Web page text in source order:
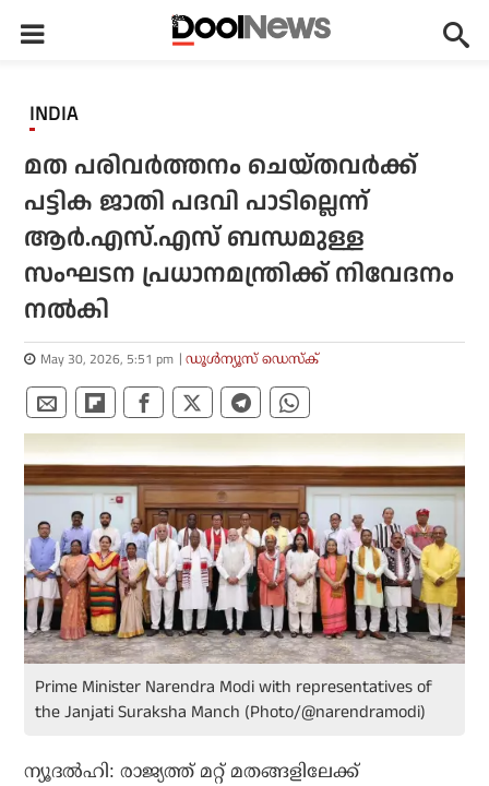
INDIA
മത പരിവര്‍ത്തനം ചെയ്തവര്‍ക്ക്
പട്ടിക ജാതി പദവി പാടില്ലെന്ന്
ആര്‍.എസ്.എസ് ബന്ധമുള്ള
സംഘടന പ്രധാനമന്ത്രിക്ക് നിവേദനം
നല്‍കി
May 30, 2026, 5:51 pm ഡൂള്‍ന്യൂസ് ഡെസ്‌ക്
Prime Minister Narendra Modi with representatives of
the Janjati Suraksha Manch (Photo/@narendramodi)
ന്യൂദല്‍ഹി: രാജ്യത്ത് മറ്റ് മതങ്ങളിലേക്ക്